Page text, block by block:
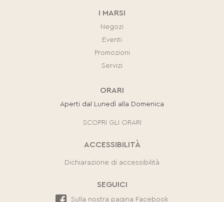
I MARSI
Negozi
Eventi
Promozioni
Servizi
ORARI
Aperti dal Lunedì alla Domenica
SCOPRI GLI ORARI
ACCESSIBILITÀ
Dichiarazione di accessibilità
SEGUICI
Sulla nostra pagina Facebook